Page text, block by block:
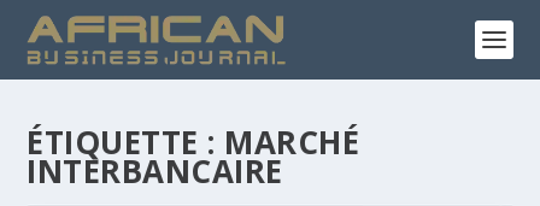
ÉTIQUETTE : MARCHÉ
INTERBANCAIRE